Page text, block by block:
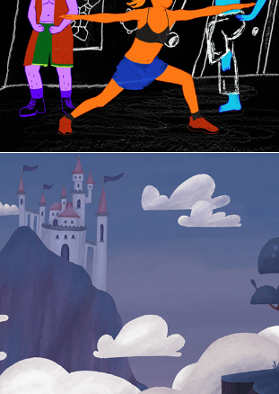
metragem
2025
Backgrounds para Animação
2023